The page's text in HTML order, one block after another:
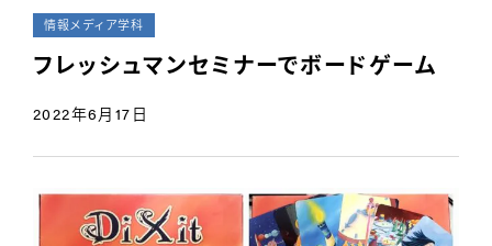
情報メディア学科
フレッシュマンセミナーでボードゲーム
2022年6月17日